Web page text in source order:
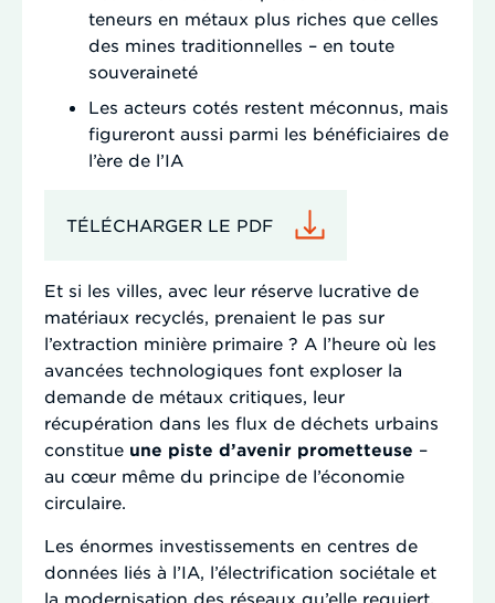
teneurs en métaux plus riches que celles
des mines traditionnelles – en toute
souveraineté
Les acteurs cotés restent méconnus, mais
figureront aussi parmi les bénéficiaires de
l’ère de l’IA
TÉLÉCHARGER LE PDF
Et si les villes, avec leur réserve lucrative de
matériaux recyclés, prenaient le pas sur
l’extraction minière primaire ? A l’heure où les
avancées technologiques font exploser la
demande de métaux critiques, leur
récupération dans les flux de déchets urbains
constitue une piste d’avenir prometteuse –
au cœur même du principe de l’économie
circulaire.
Les énormes investissements en centres de
données liés à l’IA, l’électrification sociétale et
la modernisation des réseaux qu’elle requiert,